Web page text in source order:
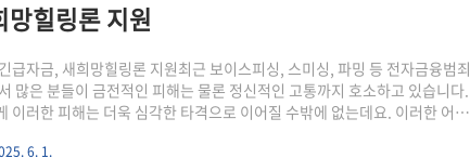
힐링론 지원
급자금, 새희망힐링론 지원최근 보이스피싱, 스미싱, 파밍 등 전자금융범죄
많은 분들이 금전적인 피해는 물론 정신적인 고통까지 호소하고 있습니다.
이러한 피해는 더욱 심각한 타격으로 이어질 수밖에 없는데요. 이러한 어려
6. 1.